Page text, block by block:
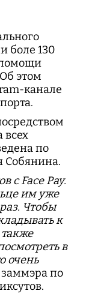
боле 130
этом
канале
по
Собянина.
с Face Pay.
им уже
Чтобы
к
в
очень
по